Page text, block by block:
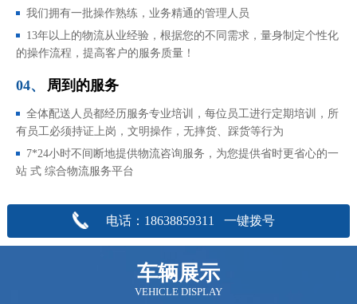
我们拥有一批操作熟练，业务精通的管理人员
13年以上的物流从业经验，根据您的不同需求，量身制定个性化
的操作流程，提高客户的服务质量！
04、 周到的服务
全体配送人员都经历服务专业培训，每位员工进行定期培训，所
有员工必须持证上岗，文明操作，无摔货、踩货等行为
7*24小时不间断地提供物流咨询服务，为您提供省时更省心的一
站 式 综合物流服务平台
电话：18638859311 一键拨号
车辆展示
VEHICLE DISPLAY